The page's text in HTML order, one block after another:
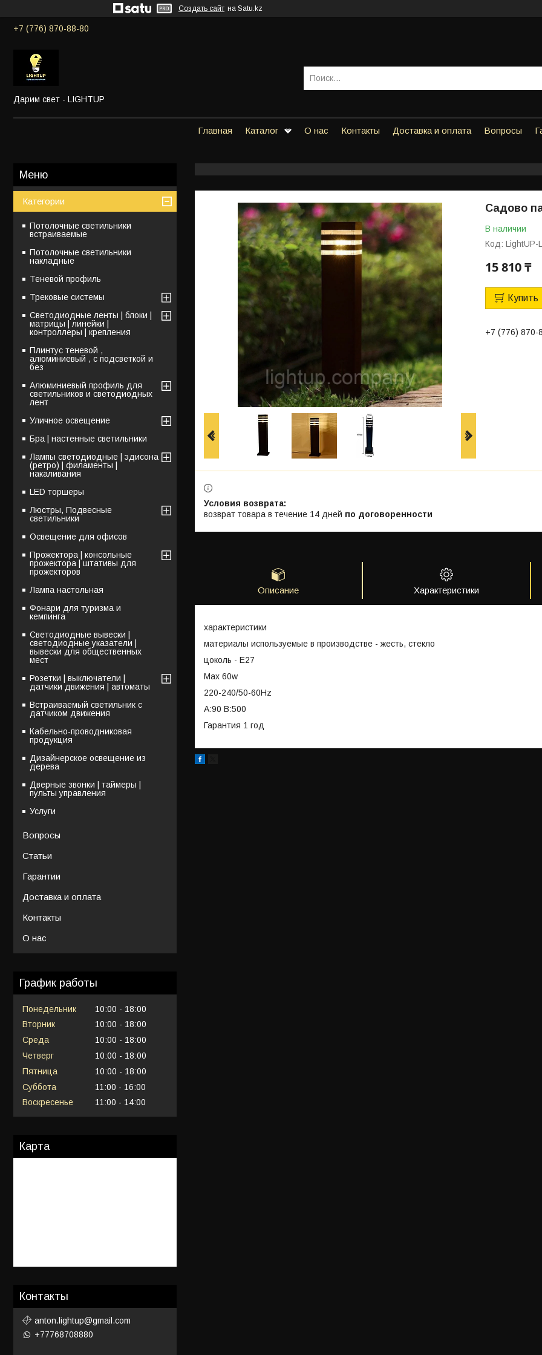
Создать сайт на Satu.kz
+7 (776) 870-88-80
Дарим свет - LIGHTUP
Главная Каталог О нас Контакты Доставка и оплата Вопросы
Садово
В наличии
Код: LightUP-
15 810 ₸
Купить
+7 (776) 870-
возврат товара в течение 14 дней по договоренности
Описание Характеристики
характеристики
материалы используемые в производстве - жесть, стекло
цоколь - Е27
Max 60w
220-240/50-60Hz
A:90 B:500
Гарантия 1 год
Категории
Потолочные светильники
встраиваемые
Потолочные светильники
накладные
Теневой профиль
Трековые системы
Светодиодные ленты | блоки |
матрицы | линейки |
контроллеры | крепления
Плинтус теневой ,
алюминиевый , с подсветкой и
без
Алюминиевый профиль для
светильников и светодиодных
лент
Уличное освещение
Бра | настенные светильники
Лампы светодиодные | эдисона
(ретро) | филаменты |
накаливания
LED торшеры
Люстры, Подвесные
светильники
Освещение для офисов
Прожектора | консольные
прожектора | штативы для
прожекторов
Лампа настольная
Фонари для туризма и
кемпинга
Светодиодные вывески |
светодиодные указатели |
вывески для общественных
мест
Розетки | выключатели |
датчики движения | автоматы
Встраиваемый светильник с
датчиком движения
Кабельно-проводниковая
продукция
Дизайнерское освещение из
дерева
Дверные звонки | таймеры |
пульты управления
Услуги
Вопросы
Статьи
Гарантии
Доставка и оплата
Контакты
О нас
График работы
Понедельник 10:00
18:00
Вторник
10:00
18:00
Среда
10:00
18:00
Четверг
10:00
18:00
Пятница
10:00
18:00
Суббота
11:00
16:00
Воскресенье
11:00 14:00
Карта
Контакты
anton.lightup@gmail.com
+77768708880